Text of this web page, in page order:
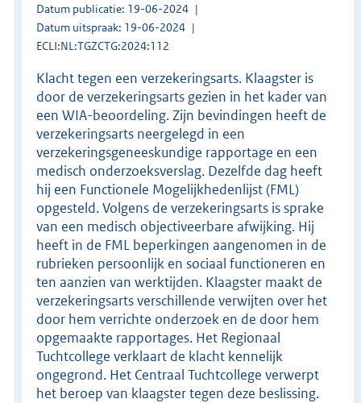
Datum publicatie: 19-06-2024
Datum uitspraak: 19-06-2024
ECLI:NL:TGZCTG:2024:112
Klacht tegen een verzekeringsarts. Klaagster is
door de verzekeringsarts gezien in het kader van
een WIA-beoordeling. Zijn bevindingen heeft de
verzekeringsarts neergelegd in een
verzekeringsgeneeskundige rapportage en een
medisch onderzoeksverslag. Dezelfde dag heeft
hij een Functionele Mogelijkhedenlijst (FML)
opgesteld. Volgens de verzekeringsarts is sprake
van een medisch objectiveerbare afwijking. Hij
heeft in de FML beperkingen aangenomen in de
rubrieken persoonlijk en sociaal functioneren en
ten aanzien van werktijden. Klaagster maakt de
verzekeringsarts verschillende verwijten over het
door hem verrichte onderzoek en de door hem
opgemaakte rapportages. Het Regionaal
Tuchtcollege verklaart de klacht kennelijk
ongegrond. Het Centraal Tuchtcollege verwerpt
het beroep van klaagster tegen deze beslissing.